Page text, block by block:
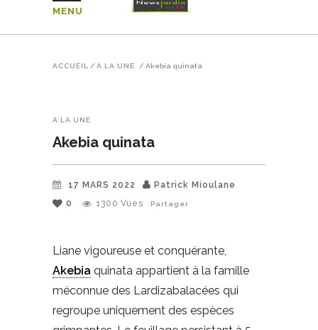
MENU
ACCUEIL / A LA UNE / Akebia quinata
A LA UNE
Akebia quinata
17 MARS 2022
Patrick Mioulane
0
1300 Vues Partager
Liane vigoureuse et conquérante,
Akebia quinata appartient à la famille
méconnue des Lardizabalacées qui
regroupe uniquement des espèces